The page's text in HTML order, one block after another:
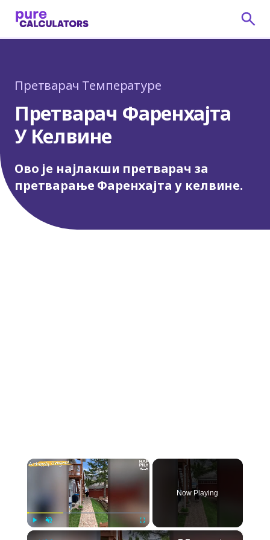
Претварач Температуре
Претварач Фаренхајта
У Келвине
Ово је најлакши претварач за
претварање Фаренхајта у келвине.
×
Fullscreen
Now Playing
×